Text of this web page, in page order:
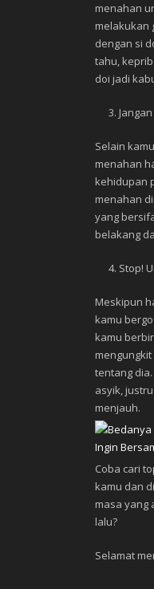
menahan
melakukan
dengan si
tahu,
doi jadi
Selain
menahan
kehidupan
menahan
yang
belakang
Stop!
Meskipun
kamu
kamu
tentang
asyik,
menjauh.
Coba cari
kamu dan
masa yang
lalu?
Selamat